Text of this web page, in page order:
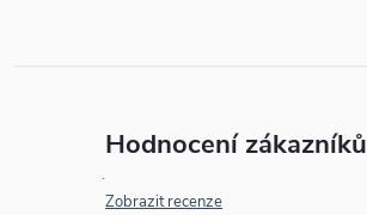
Hodnocení zákazníků
Zobrazit recenze